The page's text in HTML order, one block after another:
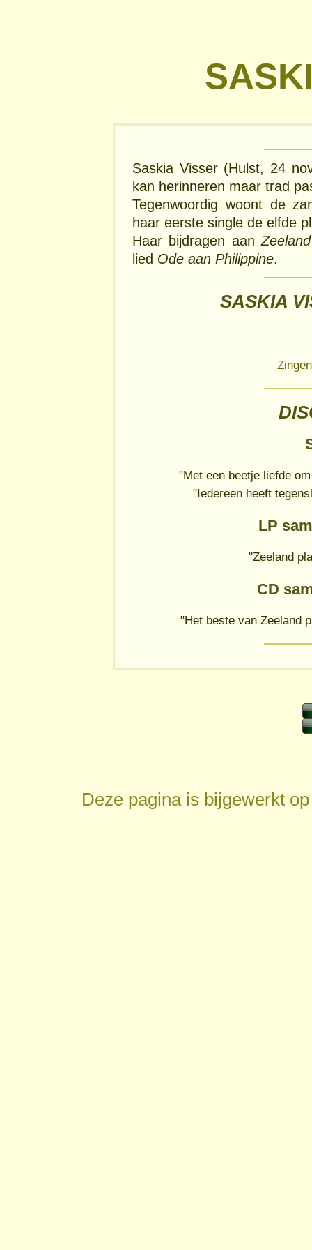
Saskia Visser (Hulst, 24
kan herinneren maar trad
Tegenwoordig woont de
haar eerste single de elfde
Haar bijdragen aan
lied Ode aan Philippine.
SASKIA
"Met een beetje liefde
"Iedereen heeft
LP
"Zeeland
CD
"Het beste van Zeeland
Deze pagina is bijgewerkt